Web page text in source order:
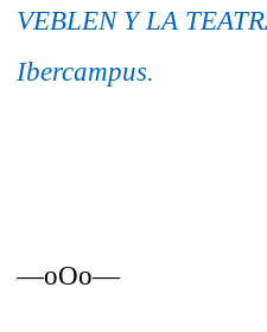
VEBLEN Y LA
Ibercampus.
—oOo—